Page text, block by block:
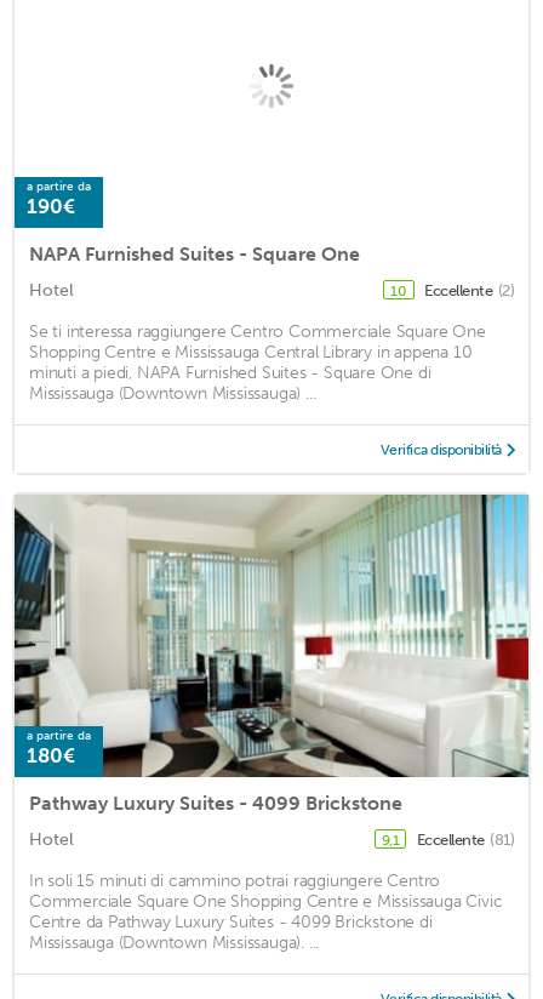
a partire da
190€
NAPA Furnished Suites - Square One
Hotel 10 Eccellente (2)
Se ti interessa raggiungere Centro Commerciale Square One
Shopping Centre e Mississauga Central Library in appena 10
minuti a piedi, NAPA Furnished Suites - Square One di
Mississauga (Downtown Mississauga) ...
Verifica disponibilità
a partire da
180€
Pathway Luxury Suites - 4099 Brickstone
Hotel 9,1 Eccellente (81)
In soli 15 minuti di cammino potrai raggiungere Centro
Commerciale Square One Shopping Centre e Mississauga Civic
Centre da Pathway Luxury Suites - 4099 Brickstone di
Mississauga (Downtown Mississauga). ...